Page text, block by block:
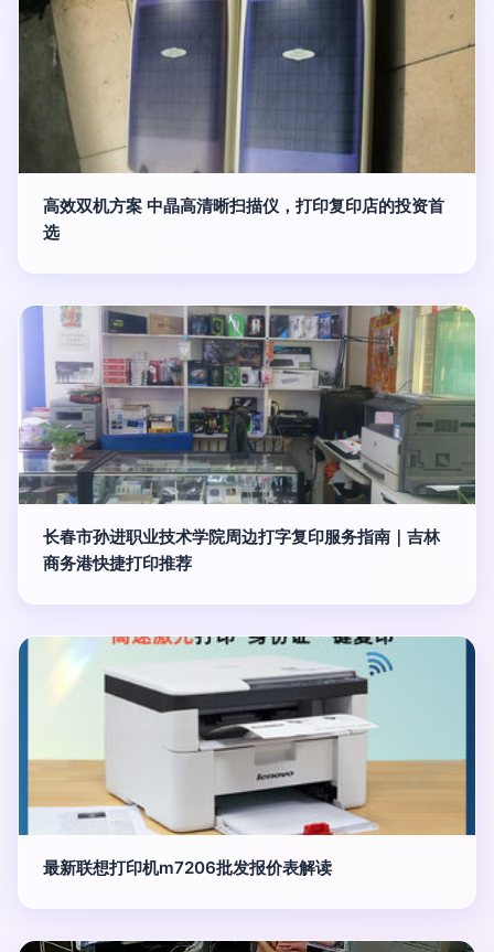
高效双机方案 中晶高清晰扫描仪，打印复印店的投资首
选
长春市孙进职业技术学院周边打字复印服务指南｜吉林
商务港快捷打印推荐
最新联想打印机m7206批发报价表解读